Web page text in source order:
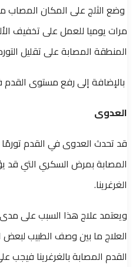
مرات يوميا للعمل على تخفيف
المنطقة المصابة على تقليل
بالإضافة إلى رفع مستوى
العدوى
قد تحدث العدوى في القدم
المصابة بمرض السكري التي قد
الغرغرينا.
ويعتمد علاج هذا السبب على
العلاج ما بين وصف الطبيب لبعض
القدم المصابة بالغرغرينا فيجب